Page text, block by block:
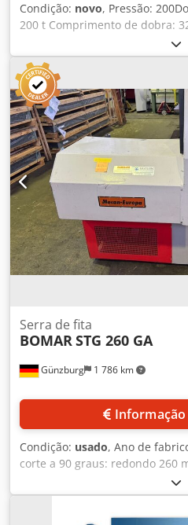
Condição: novo, Pressão:
200 t Comprimento de dobra:
montantes: 2700 mmAltura de
máx.: 200 mmAvanço lateral:
3700 x 1700 x 2700 mmPeso
Equipamento padrão: Cedpetq
Construção robusta Eixos CNC
compensação hidráulica
Comando CNC original DELEM
Batente traseiro com guias
4 dedos de batente 2 braços
de proteção a laser na viga
ferramenta superior Sistema
Promecam Amada
matriz Multi V compatível com
Equipamento de segurança
Ecoline, que otimiza o
proporcionando economia de
Günzburg 1 786 km
Serra de fita
BOMAR STG 260 GA
Condição: usado, Ano de
corte a 90 graus: redondo 260
90 graus: quadrado 260 x 260
90 graus: retangular 400 x 260
45 graus à direita: redondo